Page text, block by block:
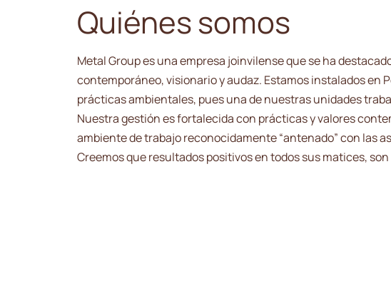
Quiénes somos
Metal Group es una empresa joinvilense que se ha
contemporáneo, visionario y audaz. Estamos instalados
prácticas ambientales, pues una de nuestras unidades
Nuestra gestión es fortalecida con prácticas y valores
ambiente de trabajo reconocidamente “antenado” con las
Creemos que resultados positivos en todos sus matices,